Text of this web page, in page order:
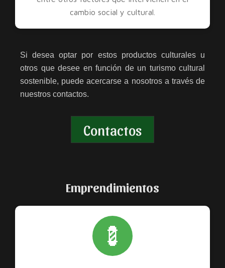
cambio social y cultural.
Si desea optar por estos productos culturales u
otros que desee en función de un turismo cultural
sostenible, puede acercarse a nosotros a través de
nuestros contactos.
Contactos
Emprendimientos
💈